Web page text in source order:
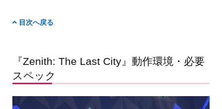
目次へ戻る
『Zenith: The Last City』動作環境・必要
スペック